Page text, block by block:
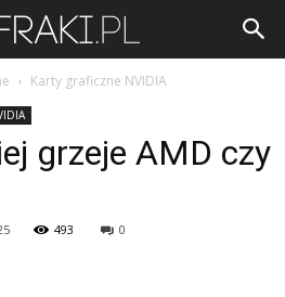
Karty graficzne NVIDIA
grzeje AMD czy
493 0